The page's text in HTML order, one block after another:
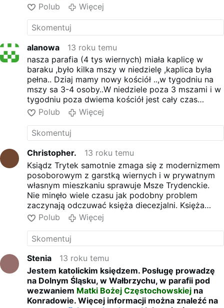
Polub
Więcej
alanowa
13 roku temu
nasza parafia (4 tys wiernych) miała kaplicę w
baraku ,było kilka mszy w niedzielę ,kaplica była
pełna.. Dziaj mamy nowy kościół ..,w tygodniu na
mszy sa 3-4 osoby..W niedziele poza 3 mszami i w
tygodniu poza dwiema kościół jest cały czas
zamknięty... mimo że jest 3 księży.Nie ma szans
,żeby pomodlić się wracając ze szkoły czy z pracy
,bo nie ma nawet przedsionka otwartego..Kiedyś
były dwa kościoły ,całe dnie otwarte ,dzisiaj jest 5
,wszystkie pozamykane ..Niedobrze jest jak ksiądz
musi koncentrować sie na budowie kościoła..Ludzie
potrzebują księdza Vianeya
Polub Więcej
Christopher.
13 roku temu
Ksiądz Trytek samotnie zmaga się z modernizmem
posoborowym z garstką wiernych i w prywatnym
własnym mieszkaniu sprawuje Msze Trydenckie.
Nie minęło wiele czasu jak podobny problem
zaczynają odczuwać księża diecezjalni. Księża
FSSPX prowadzą prace misyjną w wynajmowanych
salach i innych dziwacznych miejscach zwanych
''garażami''.Współczuję sytuacji tego proboszcza i
bardzo pragnę, by ten spróbował swoich sił we
Mszy Trydenckiej, dzięki Której niezbędne łaski i
zaradzenie potrzebom parafii nadejdą.
Polub Więcej
Stenia
13 roku temu
Jestem katolickim księdzem. Posługę prowadzę
na Dolnym Śląsku, w Wałbrzychu, w parafii pod
wezwaniem Matki Bożej Częstochowskiej na
Konradowie. Więcej informacji można znaleźć na